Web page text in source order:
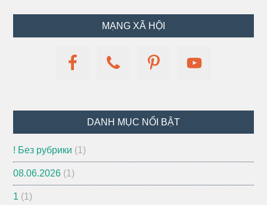
MẠNG XÃ HỘI
DANH MỤC NỔI BẬT
! Без рубрики (1)
08.06.2026 (1)
1 (1)